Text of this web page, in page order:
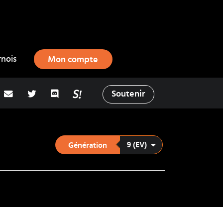
Mon compte
adresse email
Twitter DiscordLa Salty Room sur Pokémon
Soutenir
Génération 9 (EV)